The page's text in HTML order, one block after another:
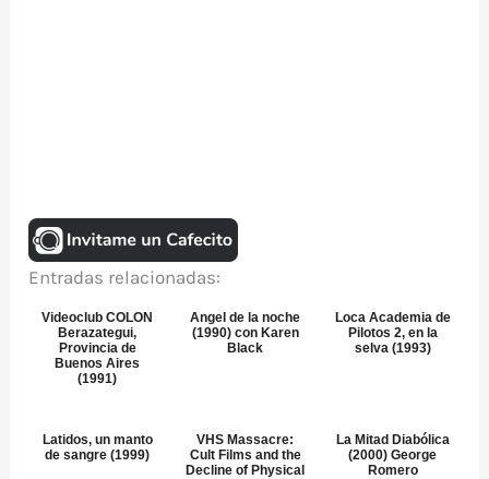
Entradas relacionadas:
Videoclub COLON
Berazategui,
Provincia de
Buenos Aires
(1991)
Angel de la noche
(1990) con Karen
Black
Loca Academia de
Pilotos 2, en la
selva (1993)
Latidos, un manto
de sangre (1999)
VHS Massacre:
Cult Films and the
Decline of Physical
La Mitad Diabólica
(2000) George
Romero